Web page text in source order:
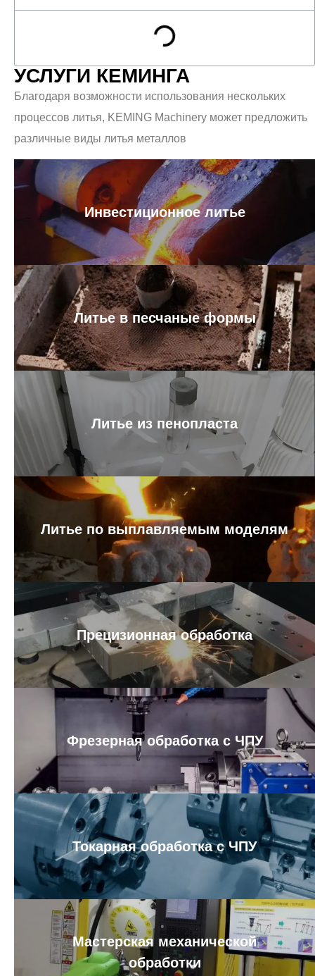
УСЛУГИ КЕМИНГА
Благодаря возможности использования нескольких
процессов литья, KEMING Machinery может предложить
различные виды литья металлов
Инвестиционное литье
Литье в песчаные формы
Литье из пенопласта
Литье по выплавляемым моделям
Прецизионная обработка
Фрезерная обработка с ЧПУ
Токарная обработка с ЧПУ
Мастерская механической
обработки